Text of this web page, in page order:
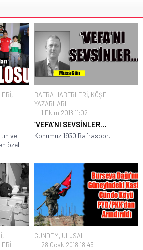
,
ve
özel
BAFRA HABERLERİ, KÖŞE
YAZARLARI
1 Ekim 2018 11:02
‘VEFA’NI SEVSİNLER…
Konumuz 1930 Bafraspor.
,
GÜNDEM, ULUSAL
28 Ocak 2018 18:45